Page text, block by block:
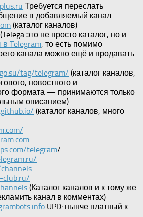
Требуется переслать
в добавляемый канал.
(каталог каналов)
(Telega это не просто каталог, но и
Telegram, то есть помимо
канала можно ещё и продавать
tag/telegram/ (каталог каналов,
новостного и
формата — принимаются только
описанием)
(каталог каналов, много
telegram/
club.ru/
(Каталог каналов и к тому же
канал в комментах)
UPD: нынче платный к